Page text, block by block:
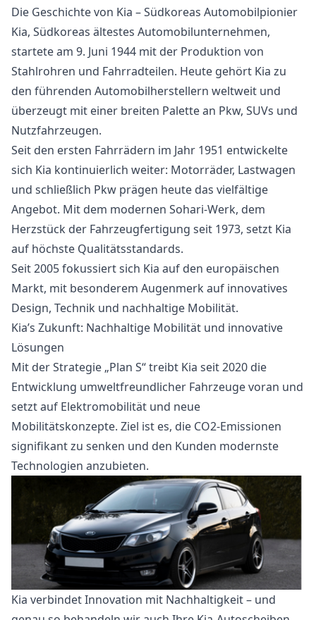
Die Geschichte von Kia – Südkoreas Automobilpionier
Kia, Südkoreas ältestes Automobilunternehmen,
startete am 9. Juni 1944 mit der Produktion von
Stahlrohren und Fahrradteilen. Heute gehört Kia zu
den führenden Automobilherstellern weltweit und
überzeugt mit einer breiten Palette an Pkw, SUVs und
Nutzfahrzeugen.
Seit den ersten Fahrrädern im Jahr 1951 entwickelte
sich Kia kontinuierlich weiter: Motorräder, Lastwagen
und schließlich Pkw prägen heute das vielfältige
Angebot. Mit dem modernen Sohari-Werk, dem
Herzstück der Fahrzeugfertigung seit 1973, setzt Kia
auf höchste Qualitätsstandards.
Seit 2005 fokussiert sich Kia auf den europäischen
Markt, mit besonderem Augenmerk auf innovatives
Design, Technik und nachhaltige Mobilität.
Kia’s Zukunft: Nachhaltige Mobilität und innovative
Lösungen
Mit der Strategie „Plan S“ treibt Kia seit 2020 die
Entwicklung umweltfreundlicher Fahrzeuge voran und
setzt auf Elektromobilität und neue
Mobilitätskonzepte. Ziel ist es, die CO2-Emissionen
signifikant zu senken und den Kunden modernste
Technologien anzubieten.
Kia verbindet Innovation mit Nachhaltigkeit – und